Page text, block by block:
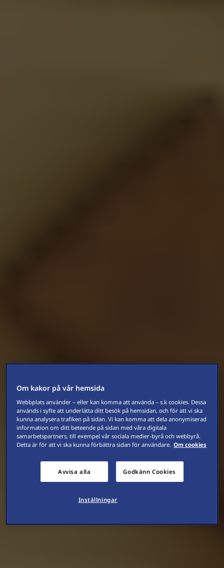
Om kakor på vår hemsida
Webbplats använder – eller kan komma att använda – s.k cookies. Dessa
används i syfte att underlätta ditt besök på hemsidan, och för att vi ska
kunna analysera trafiken på sidan. Vi kan komma att dela anonymiserad
information om ditt beteende på sidan med våra digitala
samarbetspartners, till exempel vår sociala medier-byrå och webbyrå.
Detta är för att vi ska kunna förbättra sidan för användare. Om cookies
Avvisa alla Godkänn Cookies
Inställningar